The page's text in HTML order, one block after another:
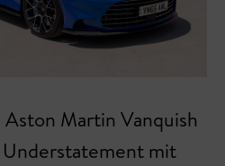
Martin Vanquish
mit